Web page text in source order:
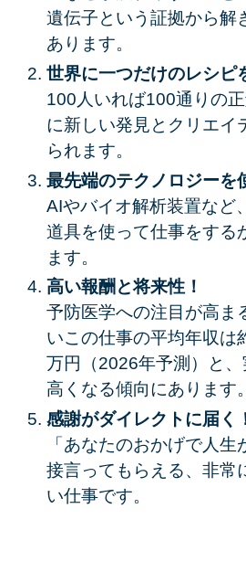
遺伝子という証拠から解
あります。
世界に一つだけのレシピ
100人いれば100通りの
に新しい発見とクリエイ
られます。
最先端のテクノロジーを
AIやバイオ解析装置など
道具を使って仕事をする
ます。
高い報酬と将来性！
予防医学への注目が高ま
いこの仕事の平均年収は
万円（2026年予測）と
高くなる傾向にあります。
感謝がダイレクトに届く
「あなたのおかげで人
接言ってもらえる、非常
い仕事です。